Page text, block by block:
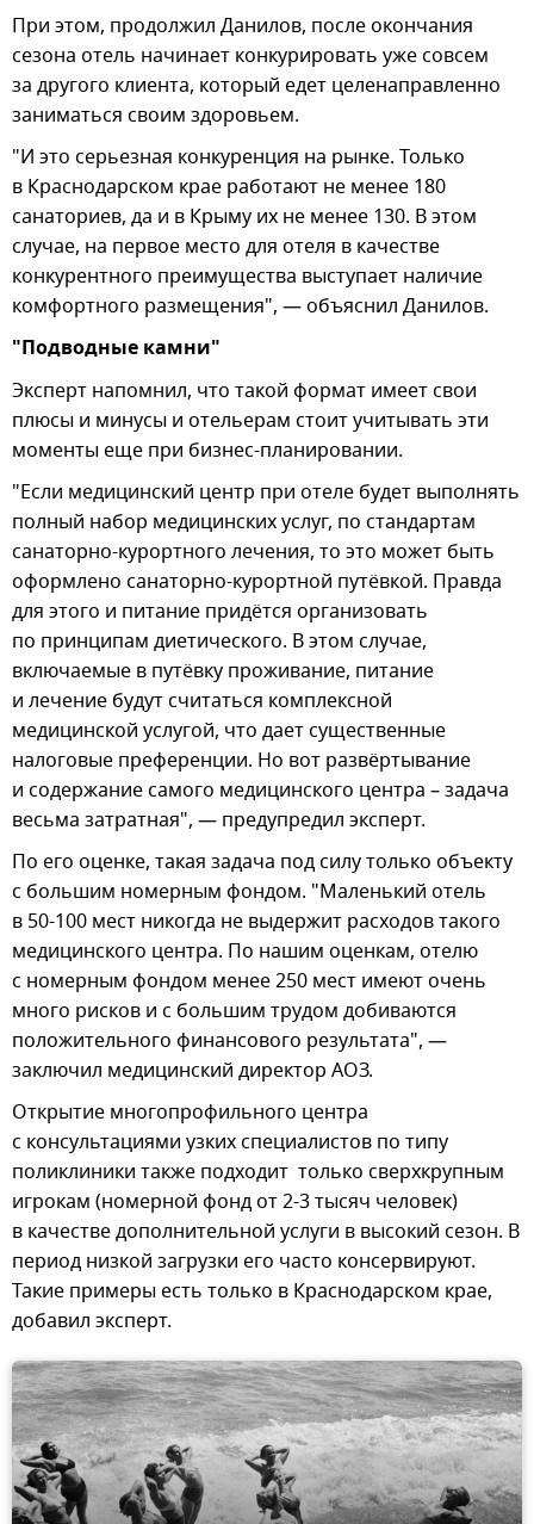
При этом, продолжил Данилов, после окончания
сезона отель начинает конкурировать уже совсем
за другого клиента, который едет целенаправленно
заниматься своим здоровьем.
"И это серьезная конкуренция на рынке. Только
в Краснодарском крае работают не менее 180
санаториев, да и в Крыму их не менее 130. В этом
случае, на первое место для отеля в качестве
конкурентного преимущества выступает наличие
комфортного размещения", — объяснил Данилов.
"Подводные камни"
Эксперт напомнил, что такой формат имеет свои
плюсы и минусы и отельерам стоит учитывать эти
моменты еще при бизнес-планировании.
"Если медицинский центр при отеле будет выполнять
полный набор медицинских услуг, по стандартам
санаторно-курортного лечения, то это может быть
оформлено санаторно-курортной путёвкой. Правда
для этого и питание придётся организовать
по принципам диетического. В этом случае,
включаемые в путёвку проживание, питание
и лечение будут считаться комплексной
медицинской услугой, что дает существенные
налоговые преференции. Но вот развёртывание
и содержание самого медицинского центра – задача
весьма затратная", — предупредил эксперт.
По его оценке, такая задача под силу только объекту
с большим номерным фондом. "Маленький отель
в 50-100 мест никогда не выдержит расходов такого
медицинского центра. По нашим оценкам, отелю
с номерным фондом менее 250 мест имеют очень
много рисков и с большим трудом добиваются
положительного финансового результата", —
заключил медицинский директор АОЗ.
Открытие многопрофильного центра
с консультациями узких специалистов по типу
поликлиники также подходит только сверхкрупным
игрокам (номерной фонд от 2-3 тысяч человек)
в качестве дополнительной услуги в высокий сезон. В
период низкой загрузки его часто консервируют.
Такие примеры есть только в Краснодарском крае,
добавил эксперт.